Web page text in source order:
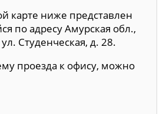
карте ниже представлен
по адресу Амурская обл.,
Студенческая, д. 28.
проезда к офису, можно